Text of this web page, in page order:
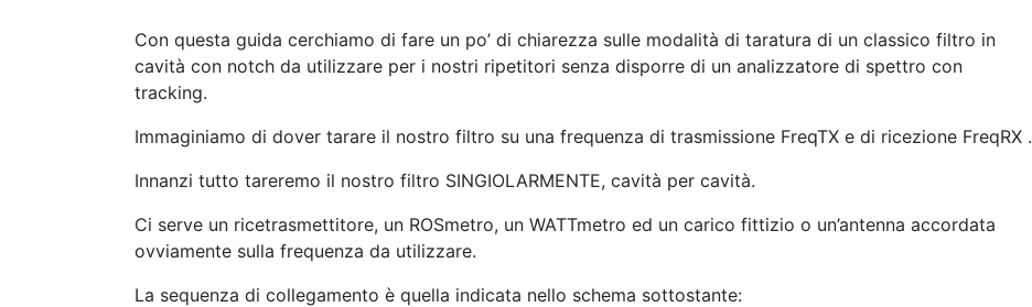
Con questa guida cerchiamo di fare un po’ di chiarezza sulle modalità di taratura di un classico filtro in
cavità con notch da utilizzare per i nostri ripetitori senza disporre di un analizzatore di spettro con
tracking.
Immaginiamo di dover tarare il nostro filtro su una frequenza di trasmissione FreqTX e di ricezione FreqRX .
Innanzi tutto tareremo il nostro filtro SINGIOLARMENTE, cavità per cavità.
Ci serve un ricetrasmettitore, un ROSmetro, un WATTmetro ed un carico fittizio o un’antenna accordata
ovviamente sulla frequenza da utilizzare.
La sequenza di collegamento è quella indicata nello schema sottostante: